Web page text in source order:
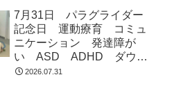
市 つくばみらい市 坂東
市 守谷市
7月31日 パラグライダー
記念日 運動療育 コミュ
ニケーション 発達障が
い ASD ADHD ダウン
症 児童発達支援 放課後
2026.07.31